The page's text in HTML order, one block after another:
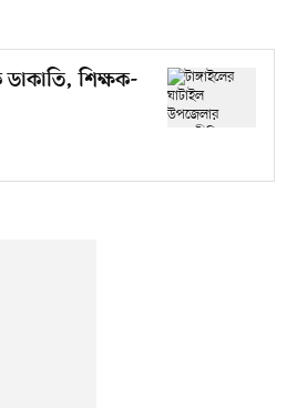
ডাকাতি, শিক্ষক-